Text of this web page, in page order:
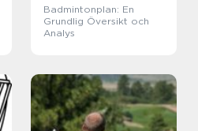
Badmintonplan: En
Grundlig Översikt och
Analys